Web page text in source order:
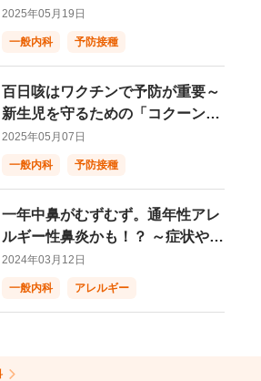
の新たな選択肢～
2025年05月19日
一般内科 予防接種
百日咳はワクチンで予防が重要～
新生児を守るための「コクーン戦
略」とは？～
2025年05月07日
一般内科 予防接種
一年中鼻がむずむず。通年性アレ
ルギー性鼻炎かも！？ ～症状や原
因、治療などの基本を解説ー
2024年03月12日
一般内科 アレルギー